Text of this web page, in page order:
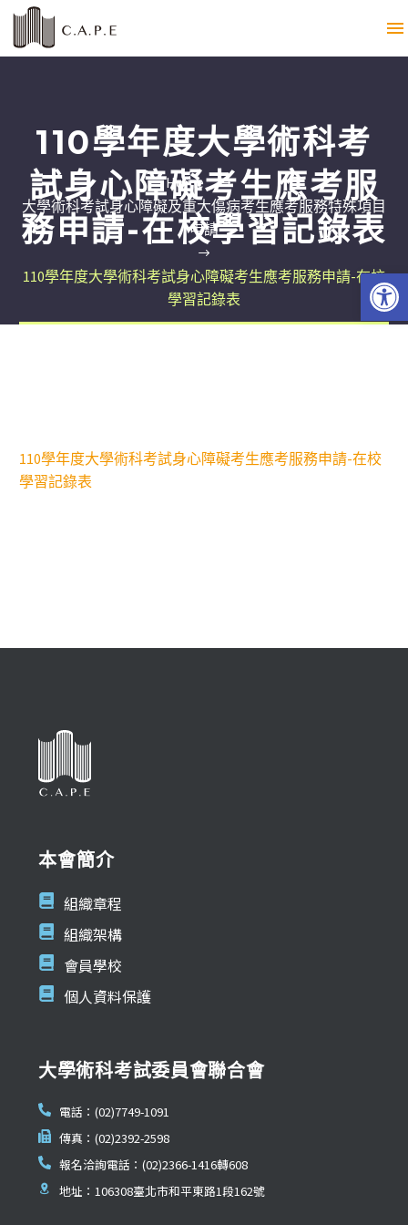
110學年度大學術科考
試身心障礙考生應考服
務申請-在校學習記錄表
Home
大學術科考試身心障礙及重大傷病考生應考服務特殊項目
申請
110學年度大學術科考試身心障礙考生應考服務申請-在校
學習記錄表
110學年度大學術科考試身心障礙考生應考服務申請-在校
學習記錄表
本會簡介
組織章程
組織架構
會員學校
個人資料保護
大學術科考試委員會聯合會
電話：(02)7749-1091
傳真：(02)2392-2598
報名洽詢電話：(02)2366-1416轉608
地址：106308臺北市和平東路1段162號